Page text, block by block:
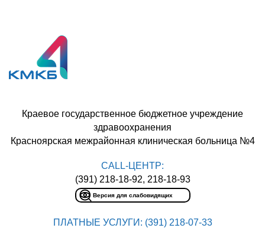
CALL-ЦЕНТР:
(391) 218-18-92, 218-18-93
Версия для слабовидящих
Краевое государственное бюджетное учреждение
здравоохранения
Красноярская межрайонная клиническая больница №4
ПЛАТНЫЕ УСЛУГИ: (391) 218-07-33